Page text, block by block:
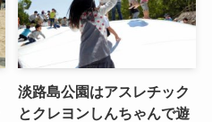
淡路島公園はアスレチック
とクレヨンしんちゃんで遊